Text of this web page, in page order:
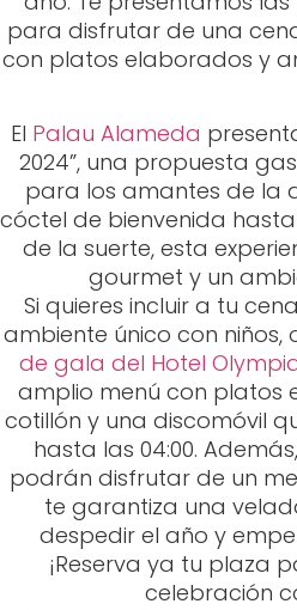
para disfrutar de una
con platos elaborados y
El Palau Alameda
2024”, una propuesta
para los amantes de la
cóctel de bienvenida
de la suerte, esta
gourmet y un
Si quieres incluir a tu
ambiente único con niños,
de gala del Hotel
amplio menú con platos
cotillón y una discomóvil
hasta las 04:00.
podrán disfrutar de un
te garantiza una
despedir el año y
¡Reserva ya tu plaza
celebración